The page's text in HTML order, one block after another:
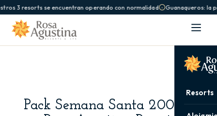
3 resorts se encuentran operando con normalidad Guanaqueros: la
Resorts
Pack Semana Santa 2009 –